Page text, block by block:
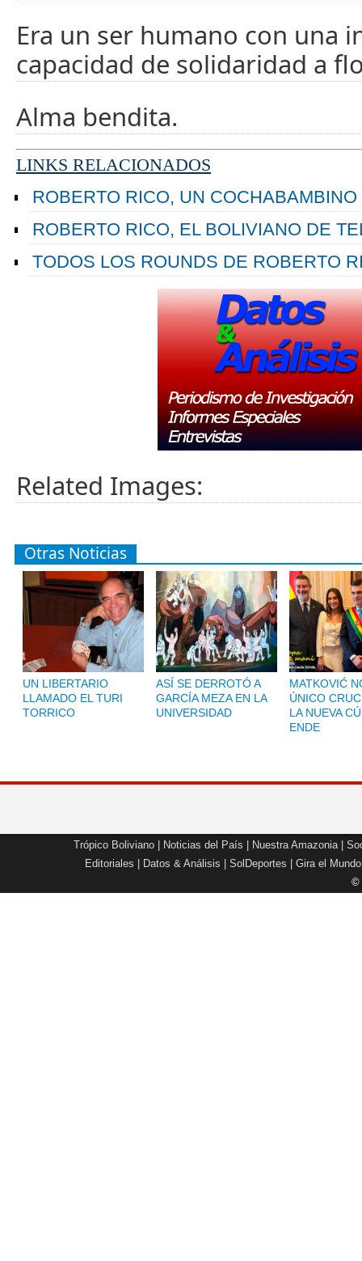
Era un ser humano con una
capacidad de solidaridad a
Alma bendita.
LINKS RELACIONADOS
ROBERTO RICO, UN COCHABAMBINO
ROBERTO RICO, EL BOLIVIANO DE
TODOS LOS ROUNDS DE ROBERTO
Related Images:
Otras Noticias
UN LIBERTARIO
LLAMADO EL TURI
TORRICO
ASÍ SE DERROTÓ A
GARCÍA MEZA EN LA
UNIVERSIDAD
MATKOVIĆ
ÚNICO
LA NUEVA
ENDE
Trópico Boliviano Noticias del País Nuestra Amazonia|
Editoriales
Datos & Análisis SolDeportes Gira el Mundo
©